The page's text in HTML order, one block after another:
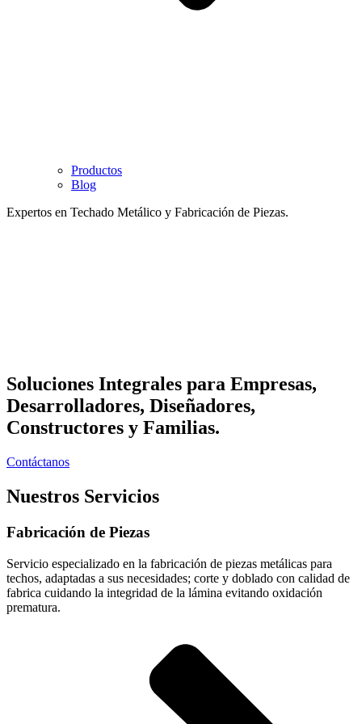
Productos
Blog
Expertos en Techado Metálico y Fabricación de Piezas.
Soluciones Integrales para Empresas,
Desarrolladores, Diseñadores,
Constructores y Familias.
Contáctanos
Nuestros Servicios
Fabricación de Piezas
Servicio especializado en la fabricación de piezas metálicas para
techos, adaptadas a sus necesidades; corte y doblado con calidad de
fabrica cuidando la integridad de la lámina evitando oxidación
prematura.